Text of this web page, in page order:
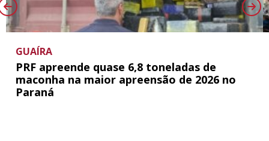
GUAÍRA
PRF apreende quase 6,8 toneladas de
maconha na maior apreensão de 2026 no
Paraná